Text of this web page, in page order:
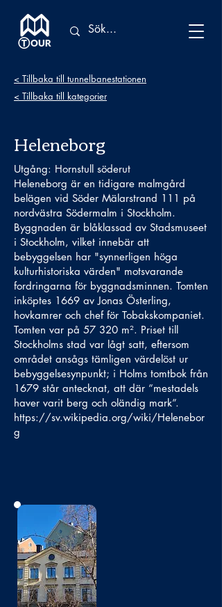
< Tillbaka till tunnelbanestationen
< Tillbaka till kategorier
Heleneborg
Utgång: Hornstull söderut
Heleneborg är en tidigare malmgård
belägen vid Söder Mälarstrand 111 på
nordvästra Södermalm i Stockholm.
Byggnaden är blåklassad av Stadsmuseet
i Stockholm, vilket innebär att
bebyggelsen har "synnerligen höga
kulturhistoriska värden" motsvarande
fordringarna för byggnadsminnen. Tomten
inköptes 1669 av Jonas Österling,
hovkamrer och chef för Tobakskompaniet.
Tomten var på 57 320 m². Priset till
Stockholms stad var lågt satt, eftersom
området ansågs tämligen värdelöst ur
bebyggelsesynpunkt; i Holms tomtbok från
1679 står antecknat, att där ”mestadels
haver varit berg och oländig mark”.
https://sv.wikipedia.org/wiki/Helenebor
g
Bild
saknas